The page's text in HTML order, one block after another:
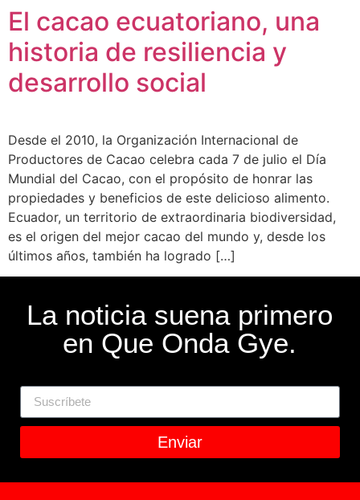
El cacao ecuatoriano, una
historia de resiliencia y
desarrollo social
Desde el 2010, la Organización Internacional de
Productores de Cacao celebra cada 7 de julio el Día
Mundial del Cacao, con el propósito de honrar las
propiedades y beneficios de este delicioso alimento.
Ecuador, un territorio de extraordinaria biodiversidad,
es el origen del mejor cacao del mundo y, desde los
últimos años, también ha logrado […]
La noticia suena primero
en Que Onda Gye.
Enviar